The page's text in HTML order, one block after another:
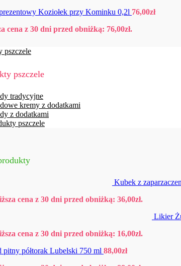
Koziołek przy Kominku 0,2l 76,00zł
cena z 30 dni przed obniżką: 76,00zł.
pszczele
pszczele
tradycyjne
kremy z dodatkami
z dodatkami
pszczele
Kubek z
cena z 30 dni przed obniżką: 36,00zł.
Likier
cena z 30 dni przed obniżką: 16,00zł.
pitny półtorak Lubelski 750 ml 88,00zł